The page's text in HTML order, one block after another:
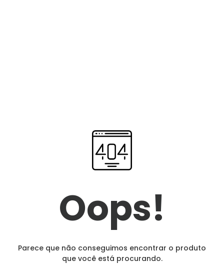
Oops!
Parece que não conseguimos encontrar o produto
que você está procurando.